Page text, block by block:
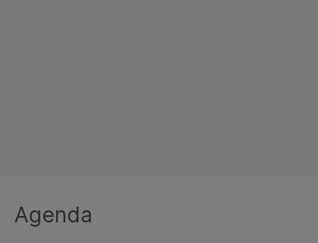
Agenda